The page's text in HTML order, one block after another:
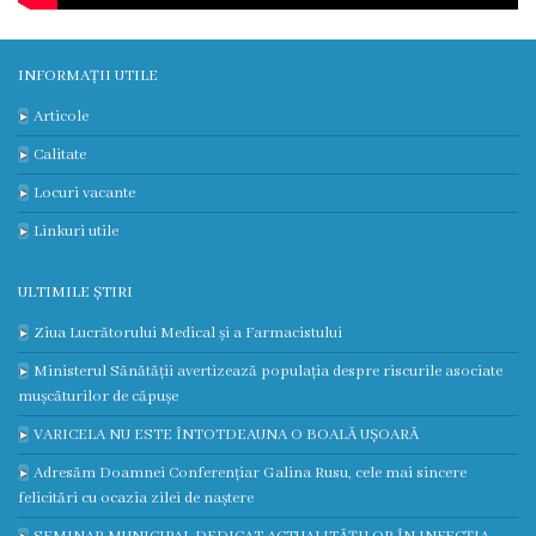
Prezentare
generală
Studenți/Rezidenți
Publicații
Media
Apariții
în
presă
INFORMAȚII UTILE
Articole
Calitate
Locuri vacante
Linkuri utile
ULTIMILE ȘTIRI
Ziua Lucrătorului Medical și a Farmacistului
Ministerul Sănătății avertizează populația despre riscurile asociate
mușcăturilor de căpușe
VARICELA NU ESTE ÎNTOTDEAUNA O BOALĂ UȘOARĂ
Adresăm Doamnei Conferențiar Galina Rusu, cele mai sincere
felicitări cu ocazia zilei de naștere